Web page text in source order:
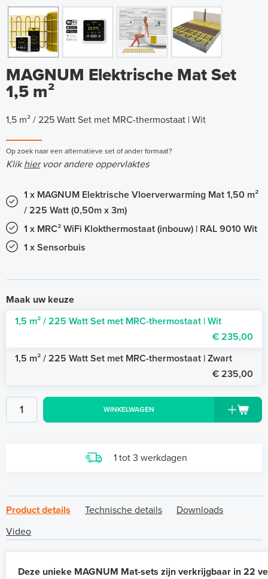
MAGNUM Elektrische Mat Set
1,5 m²
1,5 m² / 225 Watt Set met MRC-thermostaat | Wit
Op zoek naar een alternatieve set of ander formaat?
Klikhiervoor andere oppervlaktes
1 x MAGNUM Elektrische Vloerverwarming Mat 1,50 m²
/ 225 Watt (0,50m x 3m)
1 x MRC² WiFi Klokthermostaat (inbouw) | RAL 9010 Wit
1 x Sensorbuis
Maak uw keuze
1,5 m² / 225 Watt Set met MRC-thermostaat | Wit
€ 235,00
1,5 m² / 225 Watt Set met MRC-thermostaat | Zwart
€ 235,00
WINKELWAGEN
1 tot 3 werkdagen
Product details Technische details
Downloads
Video
Deze unieke MAGNUM Mat-sets zijn verkrijgbaar in 22